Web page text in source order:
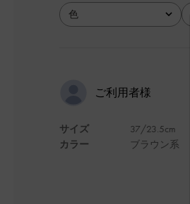
色全て
ご利用者様
サイズ
カラー
37/23.5cm
ブラウン系